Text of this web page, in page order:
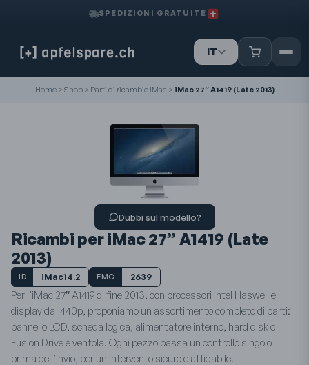
SPEDIZIONI GRATUITE
IT
FR
Home>Shop> Parti di ricambio iMac > iMac 27” A1419 (Late 2013)
Dubbi sul modello?
Ricambi per iMac 27” A1419 (Late
2013)
ID iMac14.2 EMC 2639
Per l’iMac 27″ A1419 di fine 2013, con processori Intel Haswell e
display da 1440p, proponiamo un assortimento completo di parti:
pannello LCD, scheda logica, alimentatore interno, hard disk o
Fusion Drive e ventola. Ogni pezzo passa un controllo singolo
prima dell’invio, per un intervento sicuro e affidabile.